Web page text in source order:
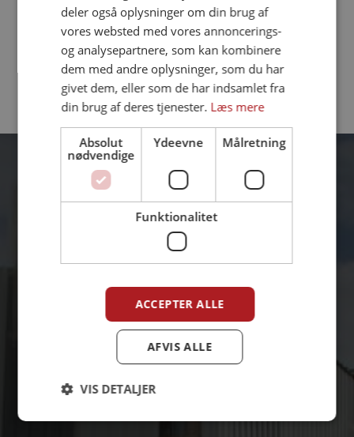
deler også oplysninger om din brug af
vores websted med vores annoncerings-
og analysepartnere, som kan kombinere
dem med andre oplysninger, som du har
givet dem, eller som de har indsamlet fra
din brug af deres tjenester. Læs mere
Absolut
nødvendige
Ydeevne Målretning
Funktionalitet
ACCEPTER ALLE
AFVIS ALLE
VIS DETALJER